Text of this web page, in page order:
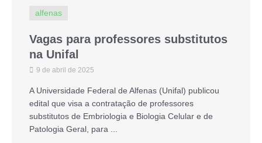
alfenas
Vagas para professores substitutos
na Unifal
9 de abril de 2025
A Universidade Federal de Alfenas (Unifal) publicou
edital que visa a contratação de professores
substitutos de Embriologia e Biologia Celular e de
Patologia Geral, para ...